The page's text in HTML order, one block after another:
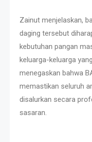
Zainut menjelaskan,
daging tersebut
kebutuhan pangan
keluarga-keluarga
menegaskan bahwa
memastikan seluruh
disalurkan secara
sasaran.